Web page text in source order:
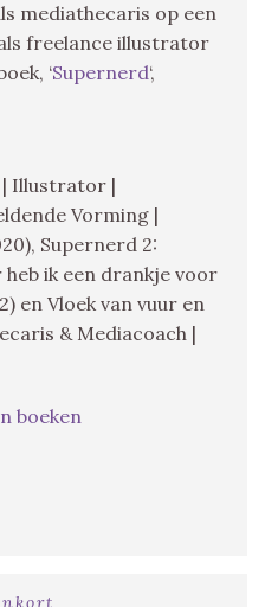
mediathecaris op een
freelance illustrator
‘Supernerd‘,
| Illustrator |
Vorming |
Supernerd 2:
ik een drankje voor
en Vloek van vuur en
& Mediacoach |
boeken